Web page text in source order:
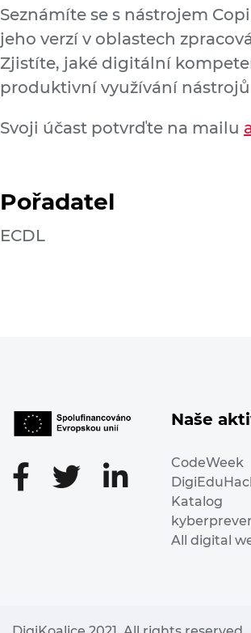
Seznámíte se s nástrojem
jeho verzí v oblastech
Zjistíte, jaké digitální
produktivní využívání
Svoji účast potvrďte na mailu
Pořadatel
ECDL
Naše
CodeWeek
Katalog
All digital